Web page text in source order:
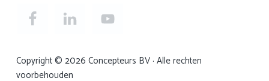
Copyright © 2026 Concepteurs BV · Alle rechten
voorbehouden